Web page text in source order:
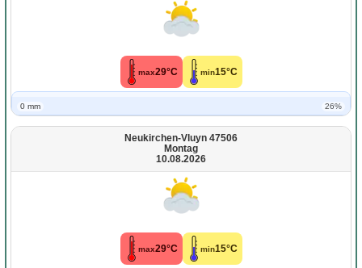
max29°C min15°C
0 mm 26%
Neukirchen-Vluyn 47506
Montag
10.08.2026
max29°C min15°C